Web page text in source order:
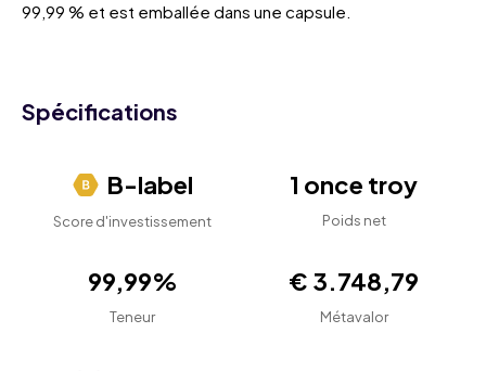
99,99 % et est emballée dans une capsule.
Spécifications
B-label
Score d'investissement
1 once troy
Poids net
99,99%
Teneur
€ 3.748,79
Métavalor